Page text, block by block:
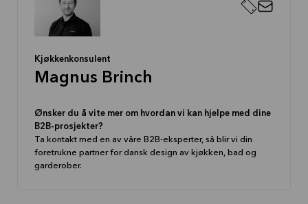
Kjøkkenkonsulent
Magnus Brinch
Ønsker du å vite mer om hvordan vi kan hjelpe med dine
B2B-prosjekter?
Ta kontakt med en av våre B2B-eksperter, så blir vi din
foretrukne partner for dansk design av kjøkken, bad og
garderober.